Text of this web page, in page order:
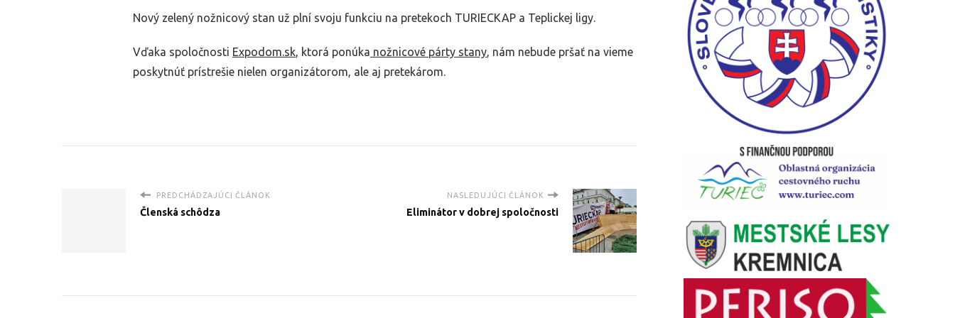
Nový zelený nožnicový stan už plní svoju funkciu na pretekoch TURIECKAP a Teplickej ligy.
Vďaka spoločnosti Expodom.sk, ktorá ponúka nožnicové párty stany, nám nebude pršať na vieme
poskytnúť prístrešie nielen organizátorom, ale aj pretekárom.
PREDCHÁDZAJÚCI ČLÁNOK
Členská schôdza
NASLEDUJÚCI ČLÁNOK
Eliminátor v dobrej spoločnosti